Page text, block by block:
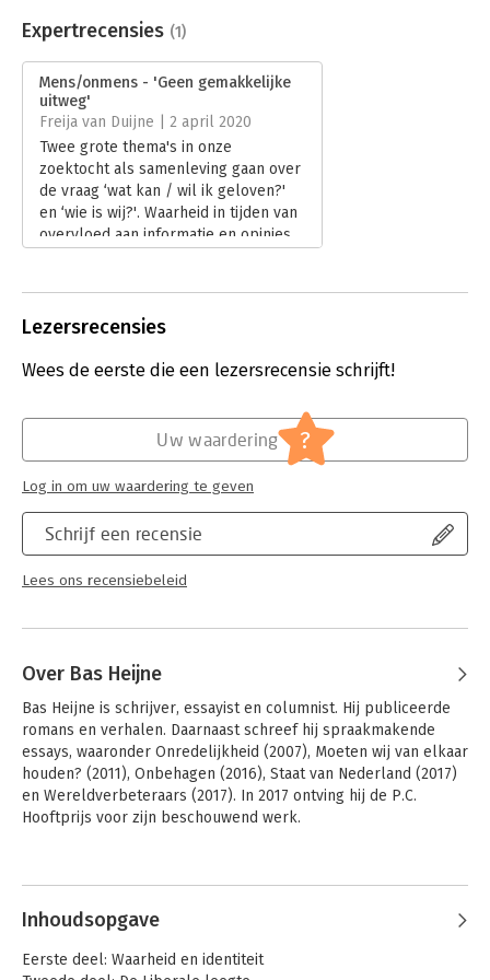
‘Ogenschijnlijk losjes denkend, zonder een al te zichtbare rode
de Volkskrant
‘Een schitterend essay!’ - Adriaan van Dis over Onbehagen.
Bestandsformaat:
epub
Uitgever:
Prometheus
Druk:
1
Verschijningsdatum:
31-1-2020
Hoofdrubriek: Mens en maatschappij
Expertrecensies (1)
Mens/onmens - 'Geen gemakkelijke
uitweg'
Freija van Duijne | 2 april 2020
Twee grote thema's in onze
zoektocht als samenleving gaan over
de vraag ‘wat kan / wil ik geloven?'
en ‘wie is wij?'. Waarheid in tijden van
overvloed aan informatie en opinies.
Lezersrecensies
Wees de eerste die een lezersrecensie schrijft!
Schrijf een recensie
Lees ons recensiebeleid
Uw waardering ?
Log in om uw waardering te geven
Over Bas Heijne
Bas Heijne is schrijver, essayist en columnist. Hij publiceerde
romans en verhalen. Daarnaast schreef hij spraakmakende
essays, waaronder Onredelijkheid (2007), Moeten wij van elkaar
houden? (2011), Onbehagen (2016), Staat van Nederland (2017)
en Wereldverbeteraars (2017). In 2017 ontving hij de P.C.
Hooftprijs voor zijn beschouwend werk.
Andere boeken door Bas Heijne
Inhoudsopgave
Eerste deel: Waarheid en identiteit